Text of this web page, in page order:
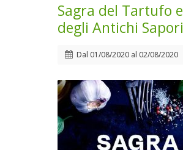
Sagra del Tartufo e
degli Antichi Sapori
Dal 01/08/2020 al 02/08/2020